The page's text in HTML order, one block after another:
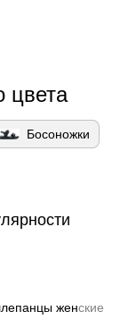
цвета
Босоножки